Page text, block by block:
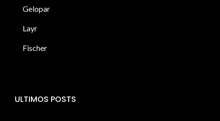
Gelopar
Layr
Fischer
ULTIMOS POSTS